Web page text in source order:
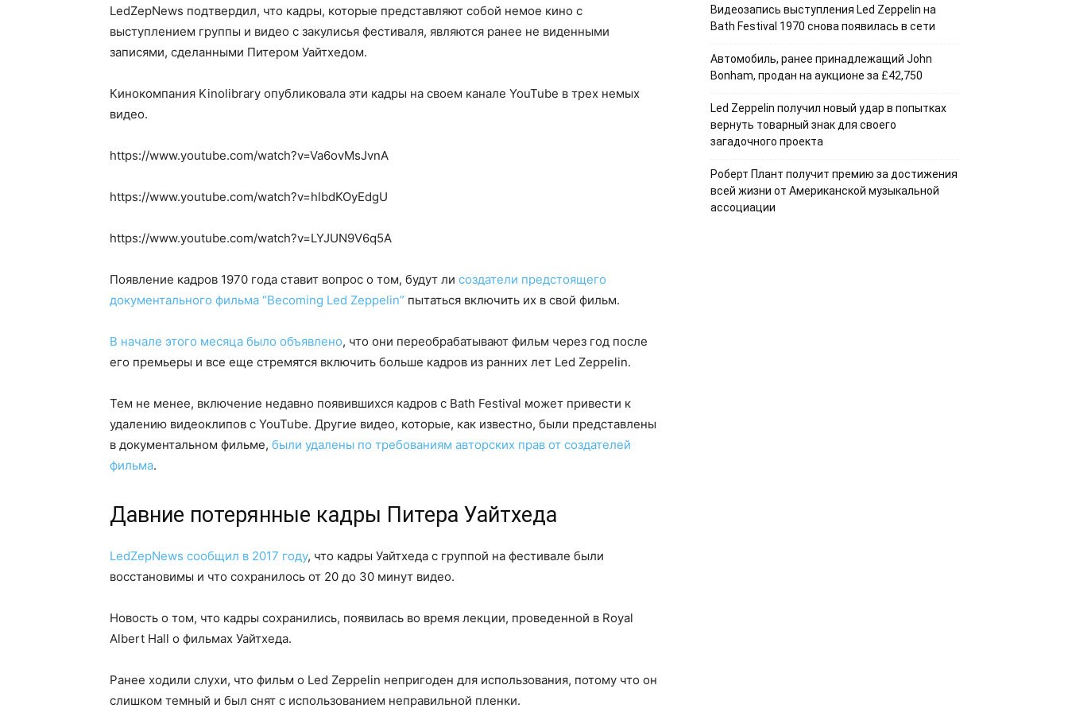
LedZepNews подтвердил, что кадры, которые представляют собой немое кино с
выступлением группы и видео с закулисья фестиваля, являются ранее не виденными
записями, сделанными Питером Уайтхедом.
Кинокомпания Kinolibrary опубликовала эти кадры на своем канале YouTube в трех немых
видео.
https://www.youtube.com/watch?v=Va6ovMsJvnA
https://www.youtube.com/watch?v=hlbdKOyEdgU
https://www.youtube.com/watch?v=LYJUN9V6q5A
Появление кадров 1970 года ставит вопрос о том, будут ли создатели предстоящего
документального фильма “Becoming Led Zeppelin” пытаться включить их в свой фильм.
В начале этого месяца было объявлено, что они переобрабатывают фильм через год после
его премьеры и все еще стремятся включить больше кадров из ранних лет Led Zeppelin.
Тем не менее, включение недавно появившихся кадров с Bath Festival может привести к
удалению видеоклипов с YouTube. Другие видео, которые, как известно, были представлены
в документальном фильме, были удалены по требованиям авторских прав от создателей
фильма.
Давние потерянные кадры Питера Уайтхеда
LedZepNews сообщил в 2017 году, что кадры Уайтхеда с группой на фестивале были
восстановимы и что сохранилось от 20 до 30 минут видео.
Новость о том, что кадры сохранились, появилась во время лекции, проведенной в Royal
Albert Hall о фильмах Уайтхеда.
Ранее ходили слухи, что фильм о Led Zeppelin непригоден для использования, потому что он
слишком темный и был снят с использованием неправильной пленки.
Видеозапись выступления Led Zeppelin на
Bath Festival 1970 снова появилась в сети
Автомобиль, ранее принадлежащий John
Bonham, продан на аукционе за £42,750
Led Zeppelin получил новый удар в попытках
вернуть товарный знак для своего
загадочного проекта
Роберт Плант получит премию за достижения
всей жизни от Американской музыкальной
ассоциации